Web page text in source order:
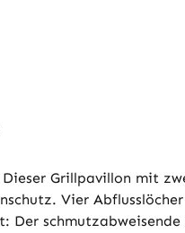
Grillpavillon mit
Vier
Der